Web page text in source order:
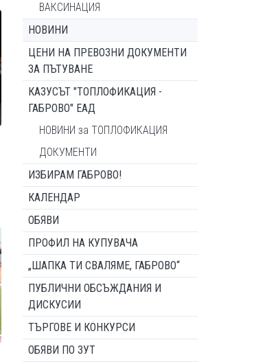
ВАКСИНАЦИЯ
НОВИНИ
ЦЕНИ НА ПРЕВОЗНИ ДОКУМЕНТИ
ЗА ПЪТУВАНЕ
КАЗУСЪТ "ТОПЛОФИКАЦИЯ -
ГАБРОВО" ЕАД
НОВИНИ за ТОПЛОФИКАЦИЯ
ДОКУМЕНТИ
ИЗБИРАМ ГАБРОВО!
КАЛЕНДАР
ОБЯВИ
ПРОФИЛ НА КУПУВАЧА
„ШАПКА ТИ СВАЛЯМЕ, ГАБРОВО“
ПУБЛИЧНИ ОБСЪЖДАНИЯ И
ДИСКУСИИ
ТЪРГОВЕ И КОНКУРСИ
ОБЯВИ ПО ЗУТ